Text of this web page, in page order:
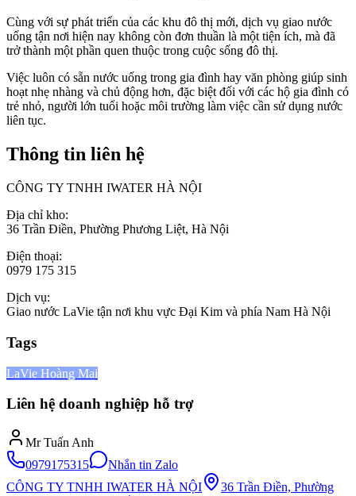
Cùng với sự phát triển của các khu đô thị mới, dịch vụ giao nước
uống tận nơi hiện nay không còn đơn thuần là một tiện ích, mà đã
trở thành một phần quen thuộc trong cuộc sống đô thị.
Việc luôn có sẵn nước uống trong gia đình hay văn phòng giúp sinh
hoạt nhẹ nhàng và chủ động hơn, đặc biệt đối với các hộ gia đình có
trẻ nhỏ, người lớn tuổi hoặc môi trường làm việc cần sử dụng nước
liên tục.
Thông tin liên hệ
CÔNG TY TNHH IWATER HÀ NỘI
Địa chỉ kho:
36 Trần Điền, Phường Phương Liệt, Hà Nội
Điện thoại:
0979 175 315
Dịch vụ:
Giao nước LaVie tận nơi khu vực Đại Kim và phía Nam Hà Nội
Tags
LaVie Hoàng Mai
Liên hệ doanh nghiệp hỗ trợ
Mr Tuấn Anh
0979175315
Nhắn tin Zalo
CÔNG TY TNHH IWATER HÀ NỘI
36 Trần Điền, Phường